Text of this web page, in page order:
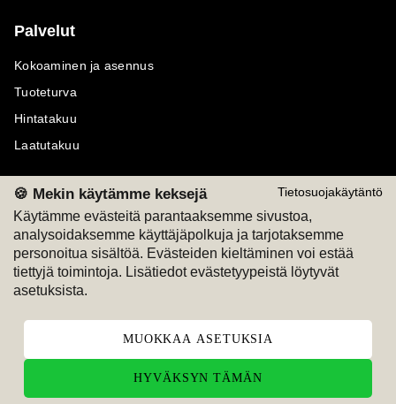
Tietosuojakäytäntö
🍪 Mekin käytämme keksejä
Käytämme evästeitä parantaaksemme sivustoa,
analysoidaksemme käyttäjäpolkuja ja tarjotaksemme
personoitua sisältöä. Evästeiden kieltäminen voi estää
tiettyjä toimintoja. Lisätiedot evästetyypeistä löytyvät
asetuksista.
MUOKKAA ASETUKSIA
HYVÄKSYN TÄMÄN
Palvelut
Kokoaminen ja asennus
Tuoteturva
Hintatakuu
Laatutakuu
Maksutavat
M
Seuraa meitä